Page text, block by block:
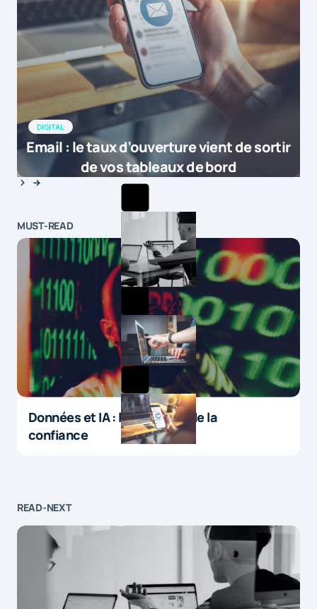
DIGITAL
Email : le taux d’ouverture vient de sortir
de vos tableaux de bord
MUST-READ
Données et IA : le paradoxe de la
confiance
READ-NEXT